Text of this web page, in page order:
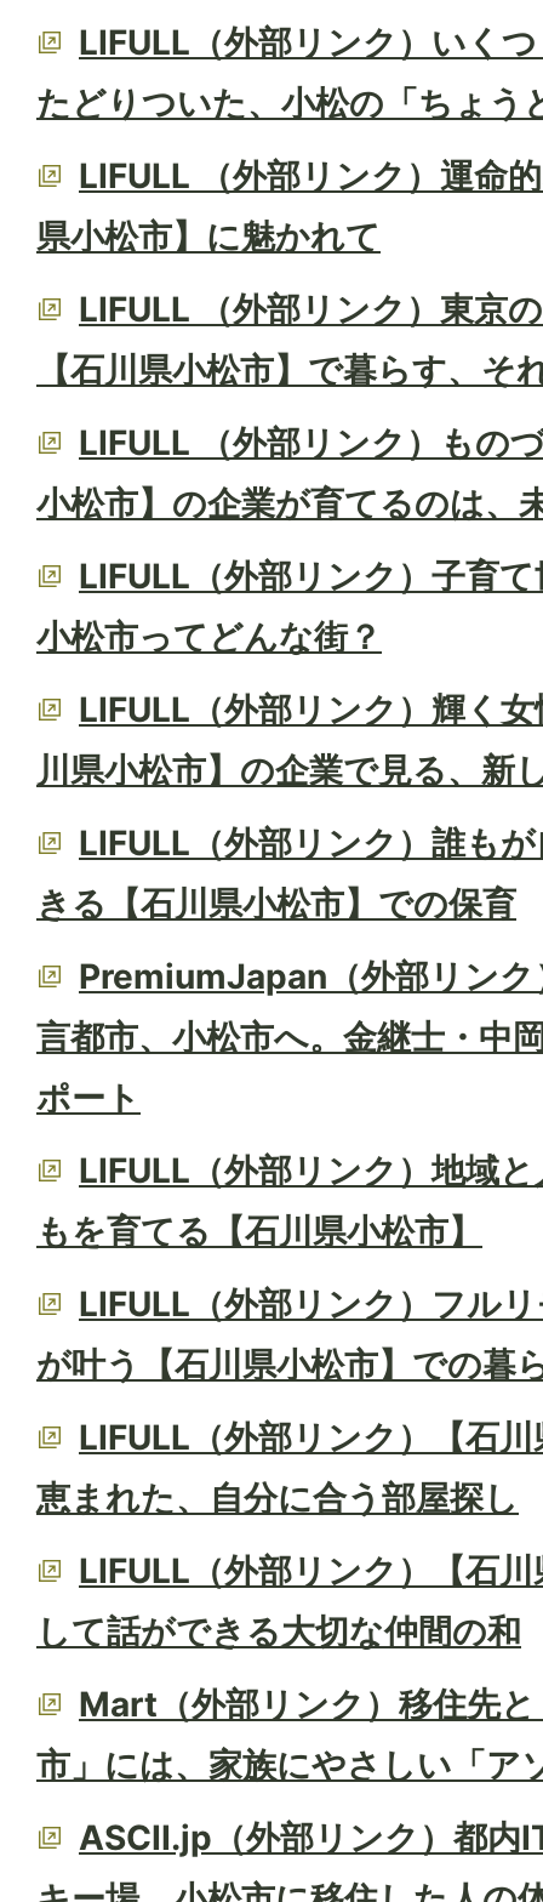
LIFULL（外部リンク）いく
たどりついた、小松の「ちょう
LIFULL （外部リンク）運命
県小松市】に魅かれて
LIFULL （外部リンク）東京
【石川県小松市】で暮らす、そ
LIFULL （外部リンク）もの
小松市】の企業が育てるのは、
LIFULL（外部リンク）子育
小松市ってどんな街？
LIFULL（外部リンク）輝く
川県小松市】の企業で見る、新
LIFULL（外部リンク）誰も
きる【石川県小松市】での保育
PremiumJapan（外部リン
言都市、小松市へ。金継士・中
ポート
LIFULL（外部リンク）地域
もを育てる【石川県小松市】
LIFULL（外部リンク）フル
が叶う【石川県小松市】での暮
LIFULL（外部リンク）【石
恵まれた、自分に合う部屋探し
LIFULL（外部リンク）【石
して話ができる大切な仲間の和
Mart（外部リンク）移住先
市」には、家族にやさしい「ア
ASCII.jp（外部リンク）都内